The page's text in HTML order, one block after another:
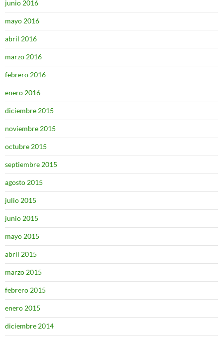
junio 2016
mayo 2016
abril 2016
marzo 2016
febrero 2016
enero 2016
diciembre 2015
noviembre 2015
octubre 2015
septiembre 2015
agosto 2015
julio 2015
junio 2015
mayo 2015
abril 2015
marzo 2015
febrero 2015
enero 2015
diciembre 2014